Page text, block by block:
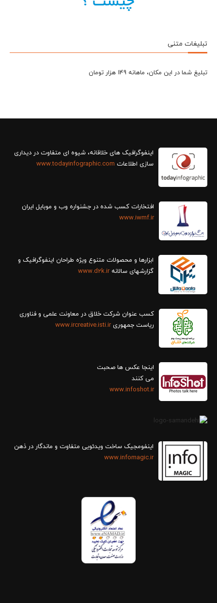
تبلیغات متنی
تبلیغ شما در این مکان، ماهانه 149 هزار تومان
سازی اطلاعات www.todayinfographic.com
افتخارات کسب شده در جشنواره وب و موبایل ایران
www.iwmf.ir
ابزارها و محصولات متنوع ویژه طراحان اینفوگرافیک و
گزارش‎های سالانه
www.d2k.ir
کسب عنوان شرکت خلاق در معاونت علمی و فناوری
ریاست جمهوریwww.ircreative.isti.ir
اینجا عکس ها صحبت
می کنند
www.infoshot.ir
اینفومجیک ساخت ویدئویی متفاوت و ماندگار در ذهن
www.infomagic.ir